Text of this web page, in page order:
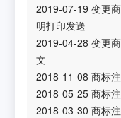
2019-07-19 变更
明打印发送
2019-04-28 变更
文
2018-11-08 商标
2018-05-25 商标
2018-03-30 商标